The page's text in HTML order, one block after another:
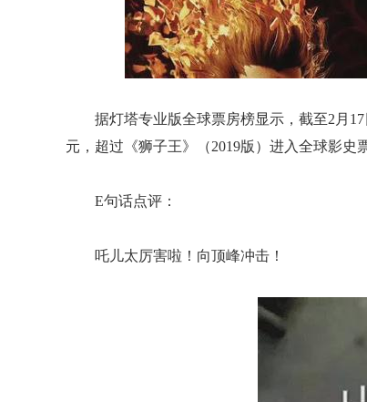
据灯塔专业版全球票房榜显示，截至2月
元，超过《狮子王》（2019版）进入全球影史
E句话点评：
吒儿太厉害啦！向顶峰冲击！